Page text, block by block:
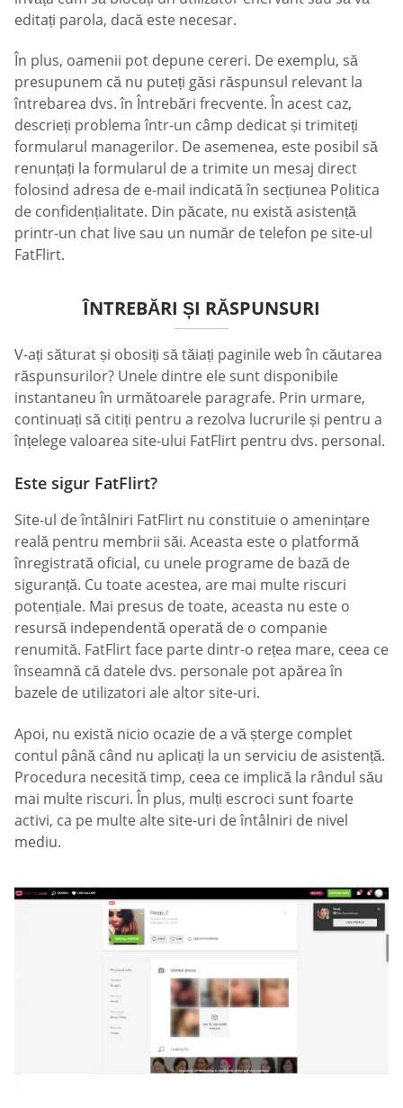
editați parola, dacă este necesar.
În plus, oamenii pot depune cereri. De exemplu, să
presupunem că nu puteți găsi răspunsul relevant la
întrebarea dvs. în Întrebări frecvente. În acest caz,
descrieți problema într-un câmp dedicat și trimiteți
formularul managerilor. De asemenea, este posibil să
renunțați la formularul de a trimite un mesaj direct
folosind adresa de e-mail indicată în secțiunea Politica
de confidențialitate. Din păcate, nu există asistență
printr-un chat live sau un număr de telefon pe site-ul
FatFlirt.
ÎNTREBĂRI ȘI RĂSPUNSURI
V-ați săturat și obosiți să tăiați paginile web în căutarea
răspunsurilor? Unele dintre ele sunt disponibile
instantaneu în următoarele paragrafe. Prin urmare,
continuați să citiți pentru a rezolva lucrurile și pentru a
înțelege valoarea site-ului FatFlirt pentru dvs. personal.
Este sigur FatFlirt?
Site-ul de întâlniri FatFlirt nu constituie o amenințare
reală pentru membrii săi. Aceasta este o platformă
înregistrată oficial, cu unele programe de bază de
siguranță. Cu toate acestea, are mai multe riscuri
potențiale. Mai presus de toate, aceasta nu este o
resursă independentă operată de o companie
renumită. FatFlirt face parte dintr-o rețea mare, ceea ce
înseamnă că datele dvs. personale pot apărea în
bazele de utilizatori ale altor site-uri.
Apoi, nu există nicio ocazie de a vă șterge complet
contul până când nu aplicați la un serviciu de asistență.
Procedura necesită timp, ceea ce implică la rândul său
mai multe riscuri. În plus, mulți escroci sunt foarte
activi, ca pe multe alte site-uri de întâlniri de nivel
mediu.